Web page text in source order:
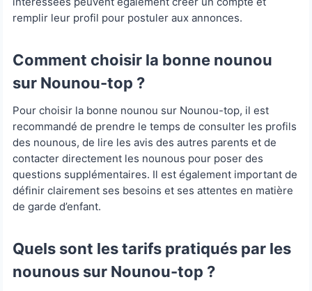
remplir leur profil pour postuler aux annonces.
Comment choisir la bonne nounou
sur Nounou-top ?
Pour choisir la bonne nounou sur Nounou-top, il est
recommandé de prendre le temps de consulter les profils
des nounous, de lire les avis des autres parents et de
contacter directement les nounous pour poser des
questions supplémentaires. Il est également important de
définir clairement ses besoins et ses attentes en matière
de garde d’enfant.
Quels sont les tarifs pratiqués par les
nounous sur Nounou-top ?